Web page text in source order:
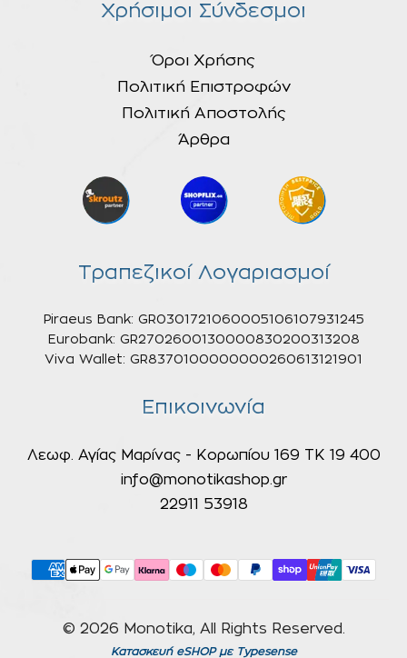
Χρήσιμοι Σύνδεσμοι
Όροι Χρήσης
Πολιτική Επιστροφών
Πολιτική Αποστολής
Άρθρα
Τραπεζικοί Λογαριασμοί
Piraeus Bank: GR0301721060005106107931245
Eurobank: GR2702600130000830200313208
Viva Wallet: GR8370100000000260613121901
Επικοινωνία
Λεωφ. Αγίας Μαρίνας - Κορωπίου 169 ΤΚ 19 400
info@monotikashop.gr
22911 53918
© 2026 Monotika, All Rights Reserved.
Κατασκευή eSHOPμε Typesense